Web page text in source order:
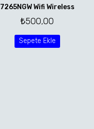
7265NGW Wifi Wireless
₺500,00
Sepete Ekle